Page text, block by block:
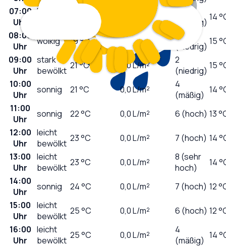
07:00
Uhr
leicht
0
(niedrig) 14
08:00
Uhr
wolkig 19°C 0,0L/m²
(niedrig) 15
09:00
Uhr
stark
bewölkt 21°C 0,0L/m²
2
(niedrig) 15
10:00
Uhr
sonnig 21 °C 0,0L/m²
4
(mäßig) 14
11:00
Uhr
sonnig 22°C 0,0L/m² 6 (hoch) 13
12:00
Uhr
leicht
bewölkt 23°C 0,0L/m² 7 (hoch) 14
13:00
Uhr
leicht
bewölkt 23°C 0,0L/m²
8 (sehr
hoch)
14
14:00
Uhr
sonnig 24°C 0,0L/m² 7 (hoch) 12
15:00
Uhr
leicht
bewölkt 25°C 0,0L/m² 6 (hoch) 12
16:00
Uhr
leicht
bewölkt 25°C 0,0L/m²
4
(mäßig) 14